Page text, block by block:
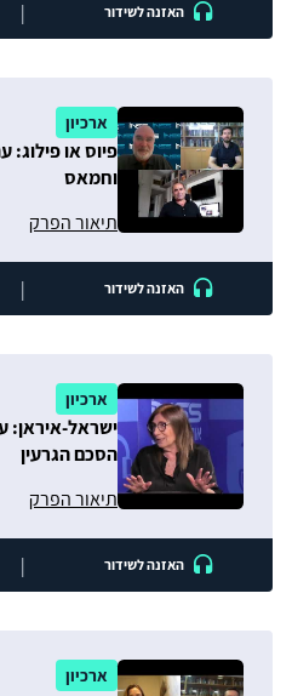
האזנה לשידור |
ארכיון
פיוס או פילוג:
וחמאס
תיאור הפרק
האזנה לשידור |
ארכיון
ישראל-איראן:
הסכם הגרעין
תיאור הפרק
האזנה לשידור |
ארכיון